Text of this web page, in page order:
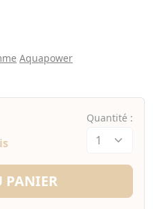
Aquapower
Quantité :
PANIER